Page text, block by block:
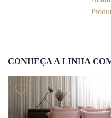
CONHEÇA A LINHA